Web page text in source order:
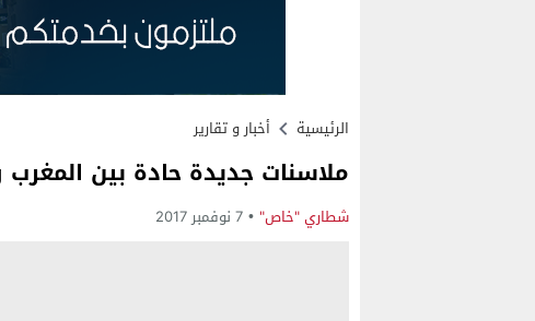
الرئيسية أخبار و تقارير
ملاسنات جديدة حادة بين المغرب
شطاري "خاص" 7 نوفمبر 2017